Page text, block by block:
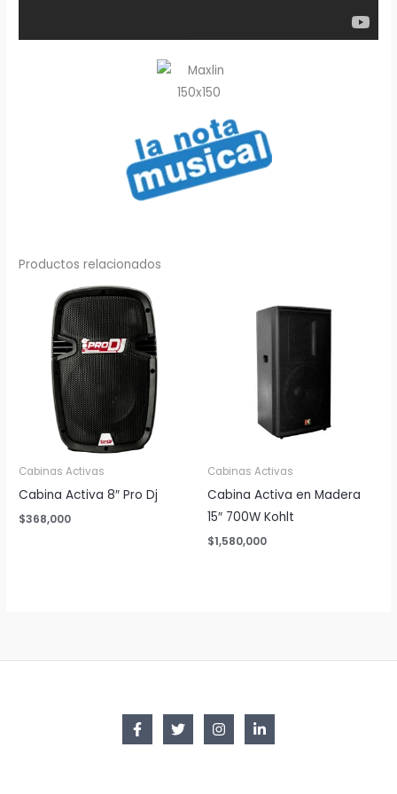
Productos relacionados
Cabinas Activas
Cabina Activa 8″ Pro Dj
$368,000
Cabinas Activas
Cabina Activa en Madera
15″ 700W Kohlt
$1,580,000